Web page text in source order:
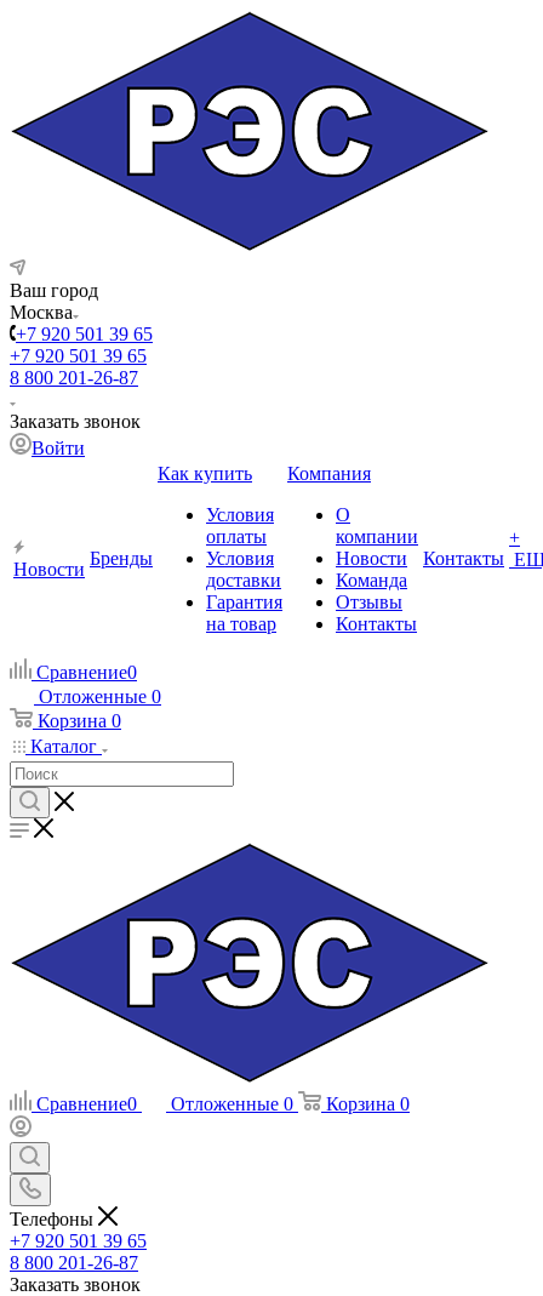
Ваш город
Москва
+7 920 501 39 65
+7 920 501 39 65
8 800 201-26-87
Заказать звонок
Войти
Новости
Бренды
Как купить
Условия
оплаты
Условия
доставки
Гарантия
на товар
Компания
О
компании
Новости
Команда
Отзывы
Контакты
Контакты
+
Сравнение0
Отложенные 0
Корзина 0
Каталог
Сравнение0 Отложенные 0 Корзина 0
Телефоны
+7 920 501 39 65
8 800 201-26-87
Заказать звонок